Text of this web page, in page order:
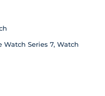
Watch Series 7, Watch